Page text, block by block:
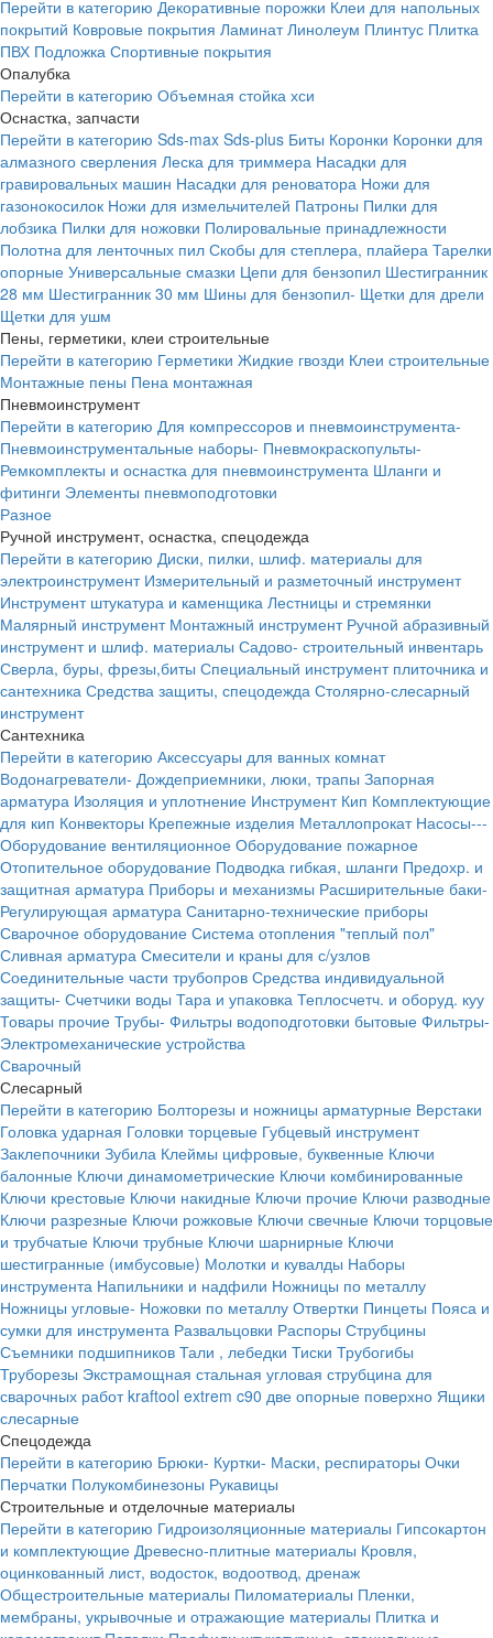
Перейти в категорию Декоративные порожки Клеи для напольных
покрытий Ковровые покрытия Ламинат Линолеум Плинтус Плитка
ПВХ Подложка Спортивные покрытия
Опалубка
Перейти в категорию Объемная стойка хси
Оснастка, запчасти
Перейти в категорию Sds-max Sds-plus Биты Коронки Коронки для
алмазного сверления Леска для триммера Насадки для
гравировальных машин Насадки для реноватора Ножи для
газонокосилок Ножи для измельчителей Патроны Пилки для
лобзика Пилки для ножовки Полировальные принадлежности
Полотна для ленточных пил Скобы для степлера, плайера Тарелки
опорные Универсальные смазки Цепи для бензопил Шестигранник
28 мм Шестигранник 30 мм Шины для бензопил- Щетки для дрели
Щетки для ушм
Пены, герметики, клеи строительные
Перейти в категорию Герметики Жидкие гвозди Клеи строительные
Монтажные пены Пена монтажная
Пневмоинструмент
Перейти в категорию Для компрессоров и пневмоинструмента-
Пневмоинструментальные наборы- Пневмокраскопульты-
Ремкомплекты и оснастка для пневмоинструмента Шланги и
фитинги Элементы пневмоподготовки
Разное
Ручной инструмент, оснастка, спецодежда
Перейти в категорию Диски, пилки, шлиф. материалы для
электроинструмент Измерительный и разметочный инструмент
Инструмент штукатура и каменщика Лестницы и стремянки
Малярный инструмент Монтажный инструмент Ручной абразивный
инструмент и шлиф. материалы Садово- строительный инвентарь
Сверла, буры, фрезы,биты Специальный инструмент плиточника и
сантехника Средства защиты, спецодежда Столярно-слесарный
инструмент
Сантехника
Перейти в категорию Аксессуары для ванных комнат
Водонагреватели- Дождеприемники, люки, трапы Запорная
арматура Изоляция и уплотнение Инструмент Кип Комплектующие
для кип Конвекторы Крепежные изделия Металлопрокат Насосы---
Оборудование вентиляционное Оборудование пожарное
Отопительное оборудование Подводка гибкая, шланги Предохр. и
защитная арматура Приборы и механизмы Расширительные баки-
Регулирующая арматура Санитарно-технические приборы
Сварочное оборудование Система отопления "теплый пол"
Сливная арматура Смесители и краны для с/узлов
Соединительные части трубопров Средства индивидуальной
защиты- Счетчики воды Тара и упаковка Теплосчетч. и оборуд. куу
Товары прочие Трубы- Фильтры водоподготовки бытовые Фильтры-
Электромеханические устройства
Сварочный
Слесарный
Перейти в категорию Болторезы и ножницы арматурные Верстаки
Головка ударная Головки торцевые Губцевый инструмент
Заклепочники Зубила Клеймы цифровые, буквенные Ключи
балонные Ключи динамометрические Ключи комбинированные
Ключи крестовые Ключи накидные Ключи прочие Ключи разводные
Ключи разрезные Ключи рожковые Ключи свечные Ключи торцовые
и трубчатые Ключи трубные Ключи шарнирные Ключи
шестигранные (имбусовые) Молотки и кувалды Наборы
инструмента Напильники и надфили Ножницы по металлу
Ножницы угловые- Ножовки по металлу Отвертки Пинцеты Пояса и
сумки для инструмента Развальцовки Распоры Струбцины
Съемники подшипников Тали , лебедки Тиски Трубогибы
Труборезы Экстрамощная стальная угловая струбцина для
сварочных работ kraftool extrem c90 две опорные поверхно Ящики
слесарные
Спецодежда
Перейти в категорию Брюки- Куртки- Маски, респираторы Очки
Перчатки Полукомбинезоны Рукавицы
Строительные и отделочные материалы
Перейти в категорию Гидроизоляционные материалы Гипсокартон
и комплектующие Древесно-плитные материалы Кровля,
оцинкованный лист, водосток, водоотвод, дренаж
Общестроительные материалы Пиломатериалы Пленки,
мембраны, укрывочные и отражающие материалы Плитка и